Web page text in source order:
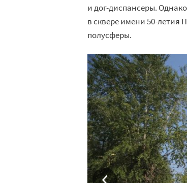
и дог-диспансеры.
в сквере имени 50-летия
полусферы.